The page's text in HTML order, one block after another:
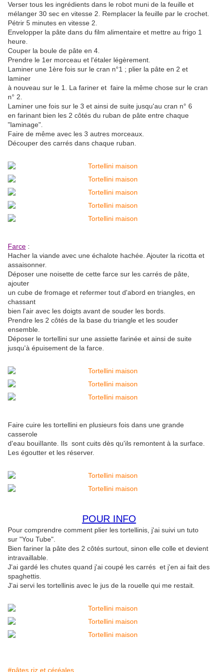
Verser tous les ingrédients dans le robot muni de la feuille et
mélanger 30 sec en vitesse 2. Remplacer la feuille par le crochet.
Pétrir 5 minutes en vitesse 2.
Envelopper la pâte dans du film alimentaire et mettre au frigo 1
heure.
Couper la boule de pâte en 4.
Prendre le 1er morceau et l'étaler légèrement.
Laminer une 1ère fois sur le cran n°1 ; plier la pâte en 2 et
laminer
à nouveau sur le 1. La fariner et faire la même chose sur le cran
n° 2.
Laminer une fois sur le 3 et ainsi de suite jusqu'au cran n° 6
en farinant bien les 2 côtés du ruban de pâte entre chaque
"laminage".
Faire de même avec les 3 autres morceaux.
Découper des carrés dans chaque ruban.
Farce :
Hacher la viande avec une échalote hachée. Ajouter la ricotta et
assaisonner.
Déposer une noisette de cette farce sur les carrés de pâte,
ajouter
un cube de fromage et refermer tout d'abord en triangles, en
chassant
bien l'air avec les doigts avant de souder les bords.
Prendre les 2 côtés de la base du triangle et les souder
ensemble.
Déposer le tortellini sur une assiette farinée et ainsi de suite
jusqu'à épuisement de la farce.
Faire cuire les tortellini en plusieurs fois dans une grande
casserole
d'eau bouiIlante. Ils sont cuits dès qu'ils remontent à la surface.
Les égoutter et les réserver.
POUR INFO
Pour comprendre comment plier les tortellinis, j'ai suivi un tuto
sur "You Tube".
Bien fariner la pâte des 2 côtés surtout, sinon elle colle et devient
intravaillable.
J'ai gardé les chutes quand j'ai coupé les carrés et j'en ai fait des
spaghettis.
J'ai servi les tortellinis avec le jus de la rouelle qui me restait.
#pâtes riz et céréales